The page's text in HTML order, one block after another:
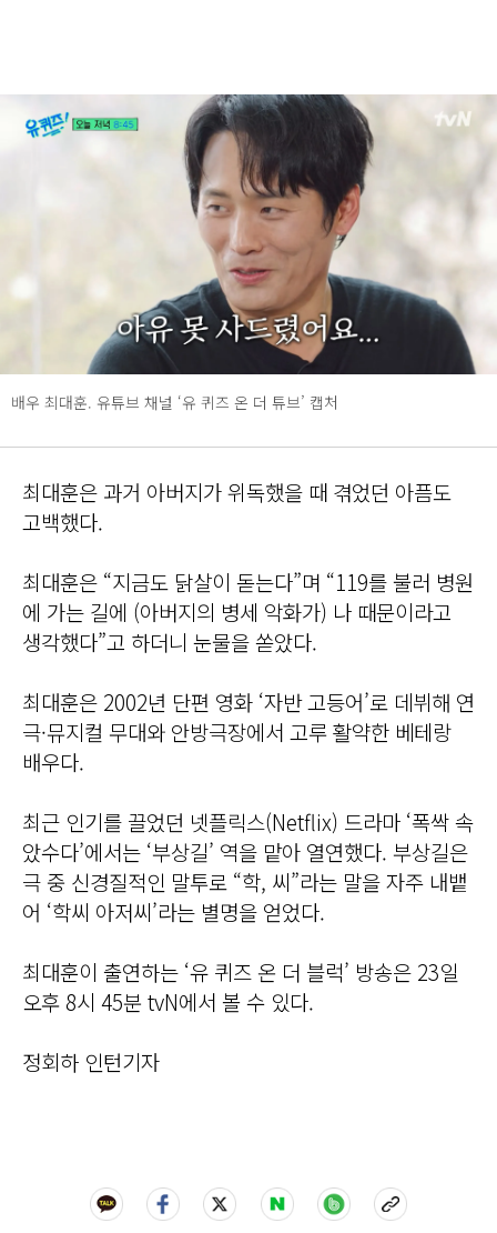
배우 최대훈. 유튜브 채널 ‘유 퀴즈 온 더 튜브’ 캡처
최대훈은 과거 아버지가 위독했을 때 겪었던 아픔도
고백했다.
최대훈은 “지금도 닭살이 돋는다”며 “119를 불러 병원
에 가는 길에 (아버지의 병세 악화가) 나 때문이라고
생각했다”고 하더니 눈물을 쏟았다.
최대훈은 2002년 단편 영화 ‘자반 고등어’로 데뷔해 연
극·뮤지컬 무대와 안방극장에서 고루 활약한 베테랑
배우다.
최근 인기를 끌었던 넷플릭스(Netflix) 드라마 ‘폭싹 속
았수다’에서는 ‘부상길’ 역을 맡아 열연했다. 부상길은
극 중 신경질적인 말투로 “학, 씨”라는 말을 자주 내뱉
어 ‘학씨 아저씨’라는 별명을 얻었다.
최대훈이 출연하는 ‘유 퀴즈 온 더 블럭’ 방송은 23일
오후 8시 45분 tvN에서 볼 수 있다.
정회하 인턴기자